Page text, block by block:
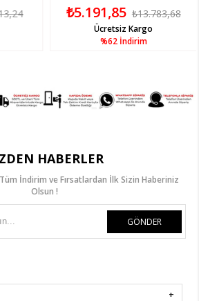
₺5.191,85 ₺13.783,68
%62 İndirim
Ücretsiz Kargo
HABERLER
İndirim ve Fırsatlardan İlk Sizin Haberiniz
Olsun !
GÖNDER